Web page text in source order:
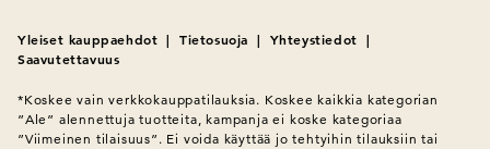
Yleiset kauppaehdot | Tietosuoja | Yhteystiedot |
Saavutettavuus
*Koskee vain verkkokauppatilauksia. Koskee kaikkia kategorian
”Ale” alennettuja tuotteita, kampanja ei koske kategoriaa
”Viimeinen tilaisuus”. Ei voida käyttää jo tehtyihin tilauksiin tai